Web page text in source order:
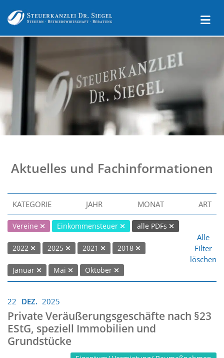
Aktuelles und Fachinformationen
KATEGORIE JAHR MONAT ART
Vereine Einkommensteuer alle PDFs
2022 2025 2021 2018
Januar Mai Oktober
Alle
Filter
löschen
22 DEZ. 2025
Private Veräußerungsgeschäfte nach §23
EStG, speziell Immobilien und
Grundstücke